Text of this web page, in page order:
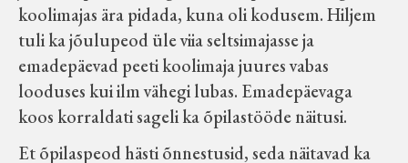
koolimajas ära pidada, kuna oli kodusem. Hiljem
tuli ka jõulupeod üle viia seltsimajasse ja
emadepäevad peeti koolimaja juures vabas
looduses kui ilm vähegi lubas. Emadepäevaga
koos korraldati sageli ka õpilastööde näitusi.
Et õpilaspeod hästi õnnestusid, seda näitavad ka